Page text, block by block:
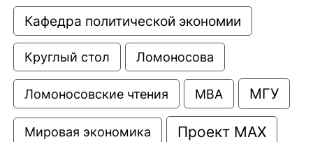
Кафедра политической экономии
Круглый стол Ломоносова
Ломоносовские чтения МВА МГУ
Мировая экономика Проект МАХ